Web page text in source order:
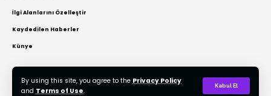
By using this site, you agree to the Privacy Policy
and Terms of Use.
Kabul Et
İlgi Alanlarını Özelleştir
Kaydedilen Haberler
Künye
© 2022 Tasarım: AKTOR Bilişim. Tüm Hakları Gizlidir. Kaynak Gösterilmeden